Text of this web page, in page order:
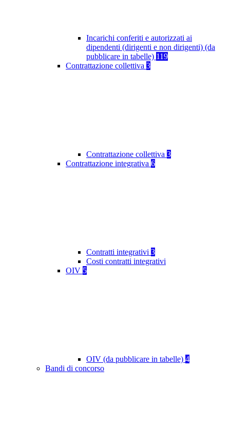
Incarichi conferiti e autorizzati ai
dipendenti (dirigenti e non dirigenti) (da
pubblicare in tabelle) 119
Contrattazione collettiva 3
Contrattazione collettiva 3
Contrattazione integrativa 6
Contratti integrativi 3
Costi contratti integrativi
OIV 5
OIV (da pubblicare in tabelle) 4
Bandi di concorso